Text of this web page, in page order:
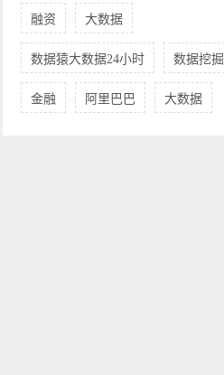
融资 大数据
数据猿大数据24小时 数据挖掘
金融 阿里巴巴 大数据